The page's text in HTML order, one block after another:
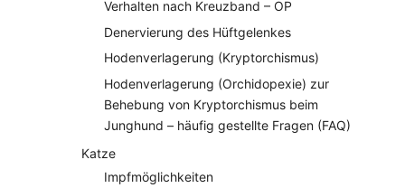
Verhalten nach Kreuzband – OP
Denervierung des Hüftgelenkes
Hodenverlagerung (Kryptorchismus)
Hodenverlagerung (Orchidopexie) zur
Behebung von Kryptorchismus beim
Junghund – häufig gestellte Fragen (FAQ)
Katze
Impfmöglichkeiten